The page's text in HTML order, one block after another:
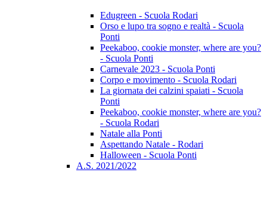
Edugreen - Scuola Rodari
Orso e lupo tra sogno e realtà - Scuola
Ponti
Peekaboo, cookie monster, where are you?
- Scuola Ponti
Carnevale 2023 - Scuola Ponti
Corpo e movimento - Scuola Rodari
La giornata dei calzini spaiati - Scuola
Ponti
Peekaboo, cookie monster, where are you?
- Scuola Rodari
Natale alla Ponti
Aspettando Natale - Rodari
Halloween - Scuola Ponti
A.S. 2021/2022